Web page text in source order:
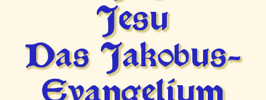
Jesu
Das Jakobus-
Evangelium